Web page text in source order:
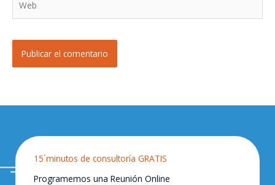
15´minutos de consultoría GRATIS
Programemos una Reunión Online